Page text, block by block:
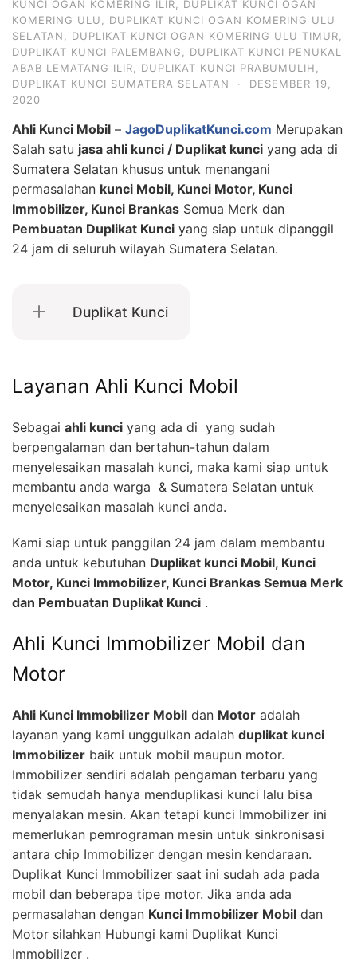
KUNCI OGAN KOMERING ILIR, DUPLIKAT KUNCI OGAN
KOMERING ULU, DUPLIKAT KUNCI OGAN KOMERING ULU
SELATAN, DUPLIKAT KUNCI OGAN KOMERING ULU TIMUR,
DUPLIKAT KUNCI PALEMBANG, DUPLIKAT KUNCI PENUKAL
ABAB LEMATANG ILIR, DUPLIKAT KUNCI PRABUMULIH,
DUPLIKAT KUNCI SUMATERA SELATAN
·
DESEMBER 19,
2020
Ahli Kunci Mobil – JagoDuplikatKunci.com Merupakan
Salah satu jasa ahli kunci / Duplikat kunci yang ada di
Sumatera Selatan khusus untuk menangani
permasalahan kunci Mobil, Kunci Motor, Kunci
Immobilizer, Kunci Brankas Semua Merk dan
Pembuatan Duplikat Kunci yang siap untuk dipanggil
24 jam di seluruh wilayah Sumatera Selatan.
Duplikat Kunci
Layanan Ahli Kunci Mobil
Sebagai ahli kunci yang ada di yang sudah
berpengalaman dan bertahun-tahun dalam
menyelesaikan masalah kunci, maka kami siap untuk
membantu anda warga & Sumatera Selatan untuk
menyelesaikan masalah kunci anda.
Kami siap untuk panggilan 24 jam dalam membantu
anda untuk kebutuhan Duplikat kunci Mobil, Kunci
Motor, Kunci Immobilizer, Kunci Brankas Semua Merk
dan Pembuatan Duplikat Kunci .
Ahli Kunci Immobilizer Mobil dan
Motor
Ahli Kunci Immobilizer Mobil dan Motor adalah
layanan yang kami unggulkan adalah duplikat kunci
Immobilizer baik untuk mobil maupun motor.
Immobilizer sendiri adalah pengaman terbaru yang
tidak semudah hanya menduplikasi kunci lalu bisa
menyalakan mesin. Akan tetapi kunci Immobilizer ini
memerlukan pemrograman mesin untuk sinkronisasi
antara chip Immobilizer dengan mesin kendaraan.
Duplikat Kunci Immobilizer saat ini sudah ada pada
mobil dan beberapa tipe motor. Jika anda ada
permasalahan dengan Kunci Immobilizer Mobil dan
Motor silahkan Hubungi kami Duplikat Kunci
Immobilizer .